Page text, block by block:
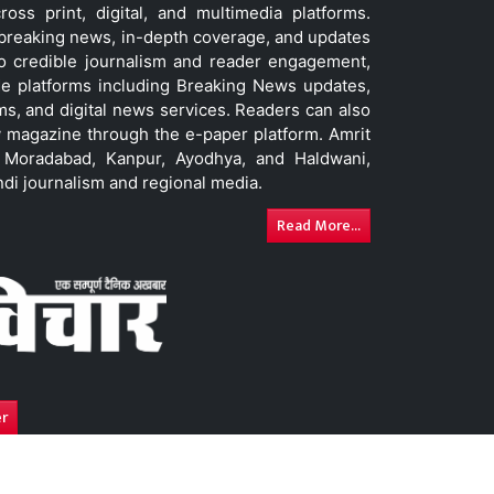
print, digital, and multimedia platforms.
news, in-depth coverage, and updates
journalism and reader engagement,
platforms including Breaking News updates,
and digital news services. Readers can also
through the e-paper platform. Amrit
Kanpur, Ayodhya, and Haldwani,
journalism and regional media.
Read More...